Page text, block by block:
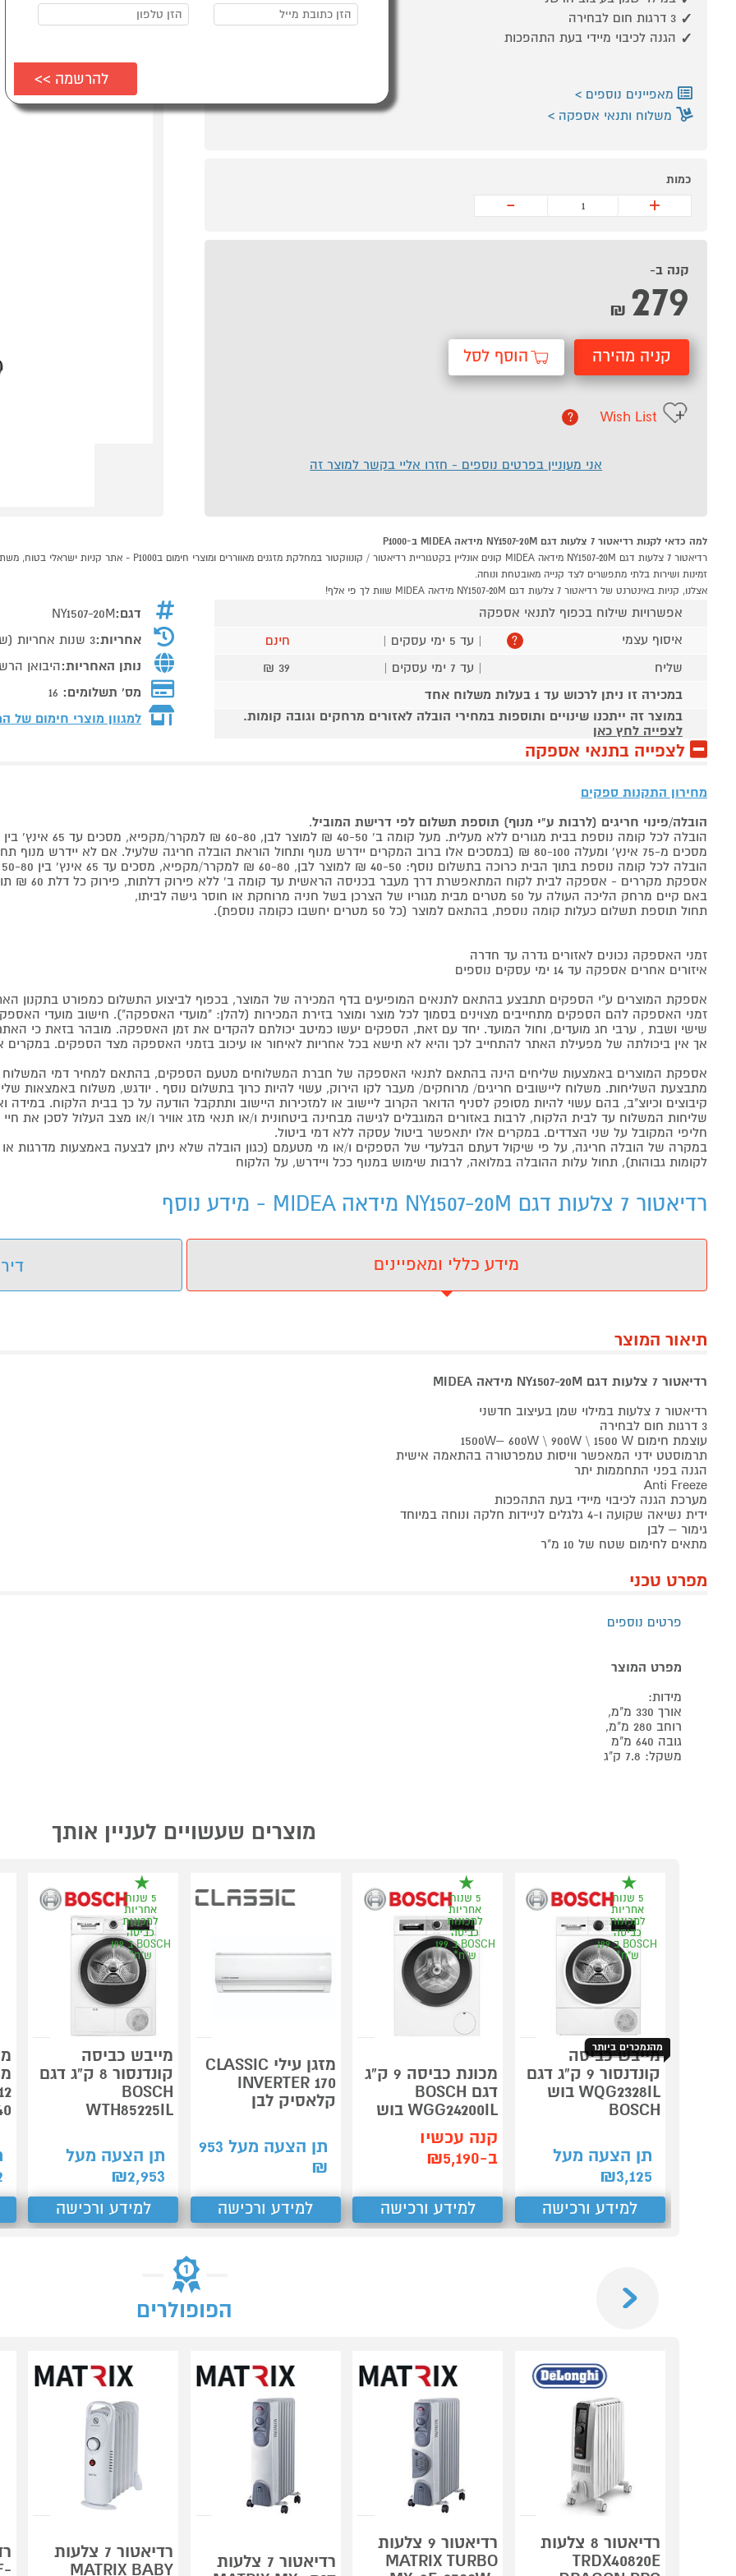
3 דרגות חום לבחירה
הגנה לכיבוי מיידי בעת התהפכות
מאפיינים נוספים
משלוח ותנאי אספקה
כמות
+
-
קנה ב-
279
₪
קניה מהירה הוסף לסל
Wish List
?
אני מעוניין בפרטים נוספים - חזרו אליי בקשר למוצר זה
למה כדאי לקנות רדיאטור 7 צלעות דגם NY1507-20M מידאה MIDEA ב-P1000
זמינות ושירות בלתי מתפשרים לצד קנייה מאובטחת ונוחה.
אצלנו, קניות באינטרנט של רדיאטור 7 צלעות דגם NY1507-20M מידאה MIDEA שוות לך פי אלף!
אפשרויות שילוח בכפוף לתנאי אספקה
איסוף עצמי
? | עד 5 ימי עסקים |
חינם
שליח
| עד 7 ימי עסקים |
39 ₪
במכירה זו ניתן לרכוש עד 1 בעלות משלוח אחד
במוצר זה ייתכנו שינויים ותוספות במחירי הובלה לאזורים מרחקים וגובה קומות.
לצפייה לחץ כאן
דגם:NY1507-20M
אחריות:3 שנות אחריות (שנה אחריות + שנתיים מוגבלות) בכפוף לתעודת האחריות
נותן האחריות:היבואן
מס' תשלומים: 16
למגוון מוצרי חימום של
לצפייה בתנאי אספקה
מחירון התקנות ספקים
הובלה/פינוי חריגים (לרבות ע"י מנוף) תוספת תשלום לפי דרישת המוביל.
הובלה לכל קומה נוספת בבית מגורים ללא מעלית. מעל קומה ב' 40-50 ₪ למוצר לבן, 60-80 ₪ למקרר/מקפיא, מסכים עד 65 אינץ' בין 50-80 ₪
מסכים מ-75 אינץ' ומעלה 80-100 ₪ (במסכים אלו ברוב המקרים יידרש מנוף ותחול הוראת הובלה חריגה שלעיל. אם לא יידרש מנוף תחול תוספת הקומות כבר מהקומה הראשונה)
הובלה לכל קומה נוספת בתוך הבית כרוכה בתשלום נוסף: 40-50 ₪ למוצר לבן, 60-80 ₪ למקרר/מקפיא, מסכים עד 65 אינץ' בין 50-80 ₪, מסכים מ-75 אינץ' ומעלה 80-100 ₪.
אספקת מקררים - אספקה לבית לקוח המתאפשרת דרך מעבר בכניסה הראשית עד קומה ב' ללא פירוק דלתות, פירוק כל דלת 60 ₪ תוספת למוביל בבית.
באם קיים מרחק הליכה העולה על 50 מטרים מבית מגוריו של הצרכן בשל חניה מרוחקת או חוסר גישה לביתו,
תחול תוספת תשלום כעלות קומה נוספת, בהתאם למוצר (כל 50 מטרים יחשבו כקומה נוספת).
זמני האספקה נכונים לאזורים גדרה עד חדרה
איזורים אחרים אספקה עד 14 ימי עסקים נוספים
אספקת המוצרים ע"י הספקים תתבצע בהתאם לתנאים המופיעים בדף המכירה של המוצר, בכפוף לביצוע התשלום כמפורט בתקנון
זמני האספקה להם הספקים מתחייבים מצוינים בסמוך לכל מוצר ומוצר בזירת המכירות (להלן: "מועדי האספקה"). חישוב מועדי
שישי ושבת , ערבי חג מועדים, וחול המועד. יחד עם זאת, הספקים יעשו כמיטב יכולתם להקדים את זמן האספקה. מובהר בזאת כי
אך אין ביכולתה של מפעילת האתר להתחייב לכך והיא לא תישא בכל אחריות לאיחור או עיכוב בזמני האספקה מצד הספקים. במקרים
אספקת המוצרים באמצעות שליחים הינה בהתאם לתנאי האספקה של חברת המשלוחים מטעם הספקים, בהתאם למחיר דמי המשלוח
מתבצעת השליחות. משלוח ליישובים חריגים/ מרוחקים/ מעבר לקו הירוק, עשוי להיות כרוך בתשלום נוסף . יודגש, משלוח באמצאות
קיבוצים וכיוצ"ב, בהם עשוי להיות מסופק לסניף הדואר הקרוב ליישוב או למזכירות היישוב ותתקבל הודעה על כך בבית הלקוח.
שליחות המשלוח עד לבית הלקוח, לרבות באזורים המוגבלים לגישה מבחינה ביטחונית ו/או תנאי מזג אוויר ו/או מצב העלול לסכן את
חליפי המקובל על שני הצדדים. במקרים אלו יתאפשר ביטול עסקה ללא דמי ביטול.
במקרה של הובלה חריגה, על פי שיקול דעתם הבלעדי של הספקים ו/או מי מטעמם (כגון הובלה שלא ניתן לבצעה באמצעות מדרגות
לקומות גבוהות), תחול עלות ההובלה במלואה, לרבות שימוש במנוף ככל ויידרש, על הלקוח
רדיאטור 7 צלעות דגם NY1507-20M מידאה MIDEA - מידע נוסף
מידע כללי ומאפיינים
תיאור המוצר
רדיאטור 7 צלעות דגם NY1507-20M מידאה MIDEA
רדיאטור 7 צלעות במילוי שמן בעיצוב חדשני
3 דרגות חום לבחירה
עוצמת חימום 1500W– 600W \ 900W \ 1500 W
תרמוסטט ידני המאפשר וויסות טמפרטורה בהתאמה אישית
הגנה בפני התחממות יתר
Anti Freeze
מערכת הגנה לכיבוי מיידי בעת התהפכות
ידית נשיאה שקועה ו-4 גלגלים לניידות חלקה ונוחה במיוחד
גימור – לבן
מתאים לחימום שטח של 10 מ"ר
מפרט טכני
פרטים נוספים
מפרט המוצר
מידות:
אורך 330 מ"מ,
רוחב 280 מ"מ,
גובה 640 מ"מ
משקל: 7.8 ק"ג
מוצרים שעשויים לעניין אותך
5 שנות
אחריות
למכונות
כביסה
BOSCH ב 199
ש"ח*
מהנמכרים ביותר
מייבש כביסה
קונדנסור 9 ק"ג דגם
WQG2328IL בוש
BOSCH
תן הצעה מעל
3,125
₪
למידע ורכישה
5 שנות
אחריות
למכונות
כביסה
BOSCH ב 199
ש"ח*
מכונת כביסה 9 ק"ג
דגם BOSCH
WGG24200IL בוש
קנה עכשיו
ב-₪5,190
למידע ורכישה
מזגן עילי CLASSIC
INVERTER 170
קלאסיק לבן
תן הצעה מעל 953
₪
למידע ורכישה
5 שנות
אחריות
למכונות
כביסה
BOSCH ב 199
ש"ח*
מייבש כביסה
קונדנסור 8 ק"ג דגם
BOSCH
WTH85225IL
תן הצעה מעל
2,953
₪
למידע ורכישה
הפופולרים
רדיאטור 8 צלעות
TRDX40820E
רדיאטור 9 צלעות
MATRIX TURBO
רדיאטור 7 צלעות
רדיאטור 7 צלעות
MATRIX BABY